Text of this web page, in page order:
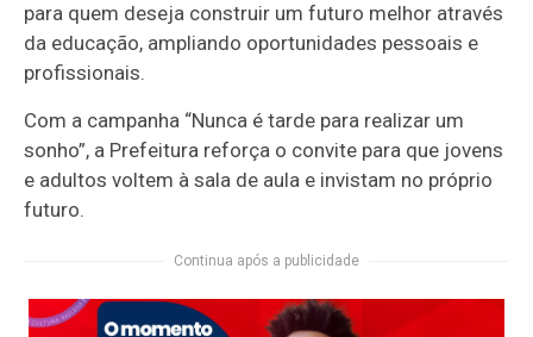
para quem deseja construir um futuro melhor através
da educação, ampliando oportunidades pessoais e
profissionais.
Com a campanha “Nunca é tarde para realizar um
sonho”, a Prefeitura reforça o convite para que jovens
e adultos voltem à sala de aula e invistam no próprio
futuro.
Continua após a publicidade